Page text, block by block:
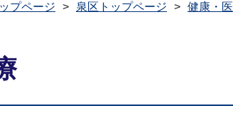
プページ 泉区トップページ 健康・